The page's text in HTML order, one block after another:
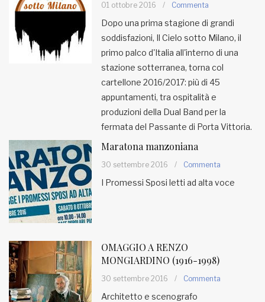
01 ottobre 2016 / Commenta
Dopo una prima stagione di grandi
soddisfazioni, Il Cielo sotto Milano, il
primo palco d'Italia all'interno di una
stazione sotterranea, torna col
cartellone 2016/2017: più di 45
appuntamenti, tra ospitalità e
produzioni della Dual Band per la
fermata del Passante di Porta Vittoria.
Maratona manzoniana
30 settembre 2016 / Commenta
I Promessi Sposi letti ad alta voce
OMAGGIO A RENZO
MONGIARDINO (1916-1998)
30 settembre 2016 / Commenta
Architetto e scenografo